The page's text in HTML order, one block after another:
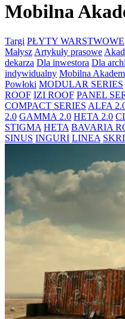
Mobilna
Targi PŁYTY WARSTWOWE
Małysz Artykuły prasowe
dekarza Dla inwestora Dla
indywidualny Mobilna
Powłoki MODULAR SERIES
ROOF IZI ROOF PANEL
COMPACT SERIES ALFA
2.0 GAMMA 2.0 HETA 2.0
STIGMA HETA BAVARIA
SINUS INGURI LINEA